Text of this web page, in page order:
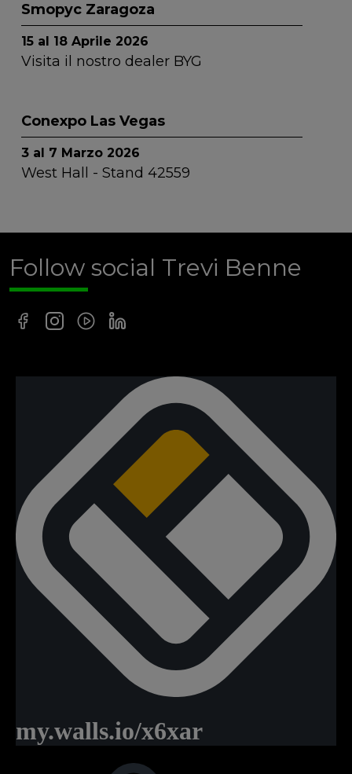
Smopyc Zaragoza
15 al 18 Aprile 2026
Visita il nostro dealer BYG
Conexpo Las Vegas
3 al 7 Marzo 2026
West Hall - Stand 42559
Follow social Trevi Benne